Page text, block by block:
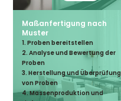
Maßanfertigung nach
Muster
1. Proben bereitstellen
2. Analyse und Bewertung der
Proben
3. Herstellung und Überprüfung
von Proben
4. Massenproduktion und